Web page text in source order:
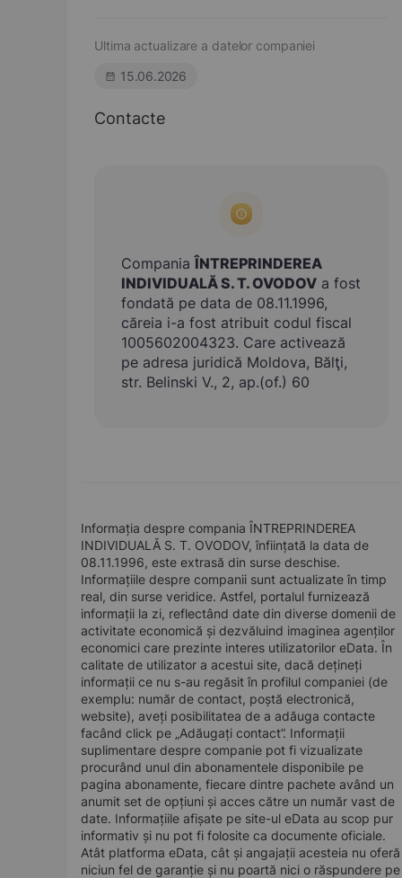
Ultima actualizare a datelor companiei
15.06.2026
Contacte
CompaniaÎNTREPRINDEREA
INDIVIDUALĂ S. T. OVODOV a fost
fondată pe data de 08.11.1996,
căreia i-a fost atribuit codul fiscal
1005602004323. Care activează
pe adresa juridică Moldova, Bălţi,
str. Belinski V., 2, ap.(of.) 60
Informația despre compania ÎNTREPRINDEREA
INDIVIDUALĂ S. T. OVODOV, înființată la data de
08.11.1996, este extrasă din surse deschise.
Informațiile despre companii sunt actualizate în timp
real, din surse veridice. Astfel, portalul furnizează
informații la zi, reflectând date din diverse domenii de
activitate economică și dezvăluind imaginea agenților
economici care prezinte interes utilizatorilor eData. În
calitate de utilizator a acestui site, dacă dețineți
informații ce nu s-au regăsit în profilul companiei (de
exemplu: număr de contact, poștă electronică,
website), aveți posibilitatea de a adăuga contacte
facând click pe „Adăugați contact”. Informații
suplimentare despre companie pot fi vizualizate
procurând unul din abonamentele disponibile pe
pagina abonamente, fiecare dintre pachete având un
anumit set de opțiuni și acces către un număr vast de
date. Informațiile afișate pe site-ul eData au scop pur
informativ și nu pot fi folosite ca documente oficiale.
Atât platforma eData, cât și angajații acesteia nu oferă
niciun fel de garanție și nu poartă nici o răspundere pe